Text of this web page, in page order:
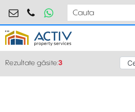
birouri@activpropertyservices.ro
0724.584.442
Rezultate găsite:3